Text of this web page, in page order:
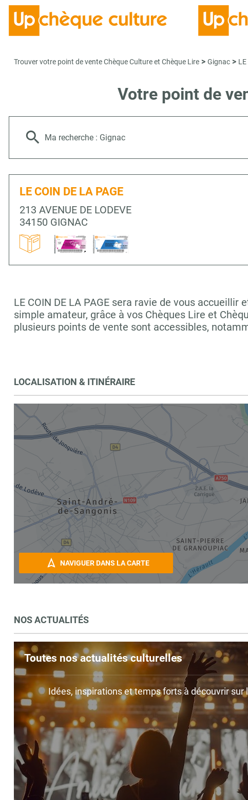
Trouver votre point de vente Chèque Culture et Chèque Lire > Gignac >
Votre point de
Ma recherche : Gignac
LE COIN DE LA PAGE
213 AVENUE DE LODEVE
34150 GIGNAC
LE COIN DE LA PAGE sera ravie de vous
simple amateur, grâce à vos Chèques Lire et
plusieurs points de vente sont accessibles,
LOCALISATION & ITINÉRAIRE
NAVIGUER DANS LA CARTE
NOS ACTUALITÉS
Toutes nos actualités culturelles
Idées, inspirations et temps forts à découvrir sur